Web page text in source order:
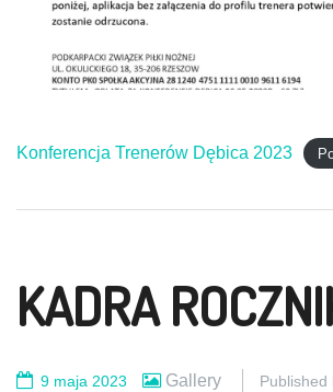
Konferencja Trenerów Dębica 2023
KADRA
9 maja 2023 Gallery Published